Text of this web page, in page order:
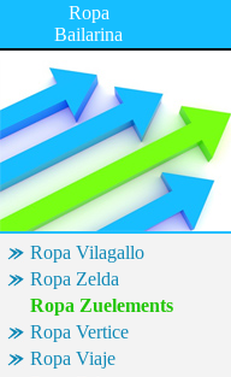
Ropa
Bailarina
Ropa Vilagallo
Ropa Zelda
Ropa Zuelements
Ropa Vertice
Ropa Viaje